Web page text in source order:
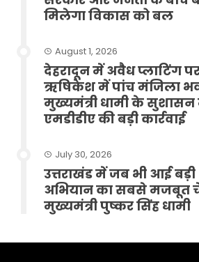
मिलेगा विकास को बल
August 1, 2026
देहरादून में अवैध प्लाटिंग
ऋषिकेश में पांच मंजिला
मुख्यमंत्री धामी के सुशासन
एमडीडीए की बड़ी कार्रवाई
July 30, 2026
उत्तराखंड में जब भी आई
अभियान का सबसे मजबूत
मुख्यमंत्री पुष्कर सिंह धामी